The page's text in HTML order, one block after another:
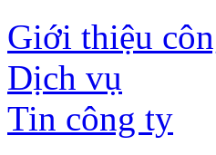
Giới thiệu
Dịch vụ
Tin công ty